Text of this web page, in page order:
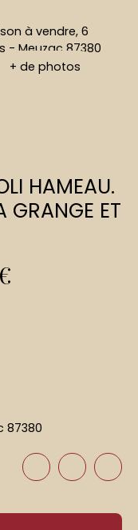
+ de photos
HAMEAU.
GRANGE ET
87380